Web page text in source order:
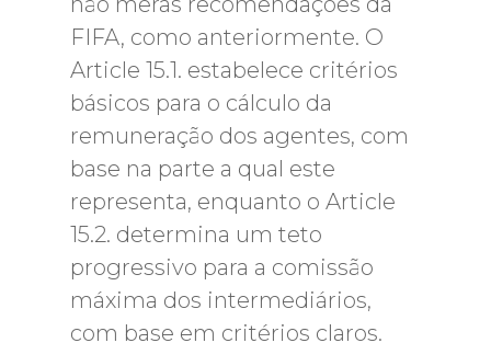
FIFA, como anteriormente. O
Article 15.1. estabelece critérios
básicos para o cálculo da
remuneração dos agentes, com
base na parte a qual este
representa, enquanto o Article
15.2. determina um teto
progressivo para a comissão
máxima dos intermediários,
com base em critérios claros.